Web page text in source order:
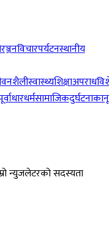
विचारपर्यटनस्थानीय
स्वास्थ्यशिक्षाअपराध
धर्मसामाजिकदुर्घटना
न्युजलेटरको सदस्यता